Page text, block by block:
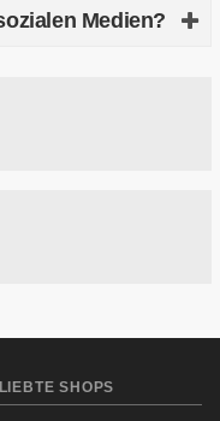
Blog rund um das
Kräuterkunde,
oder
Medien?
Links zum
zum Pinterest Profil
SHOPS